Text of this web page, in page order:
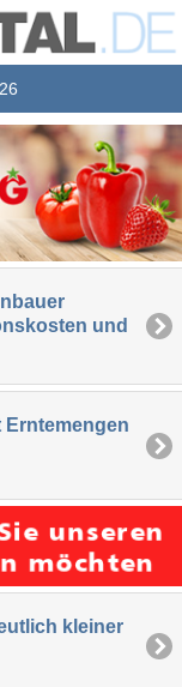
und
Erntemengen
kleiner